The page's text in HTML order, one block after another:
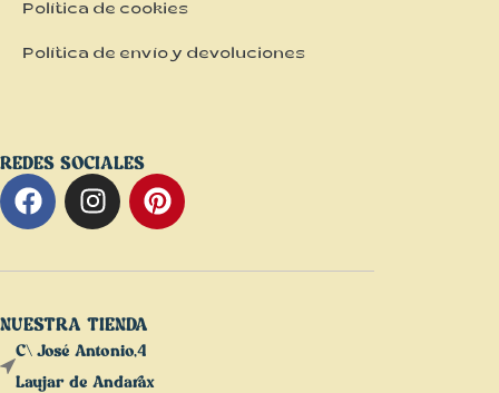
Política de cookies
Política de envío y devoluciones
REDES SOCIALES
NUESTRA TIENDA
C\ José Antonio,4
Laujar de Andarax